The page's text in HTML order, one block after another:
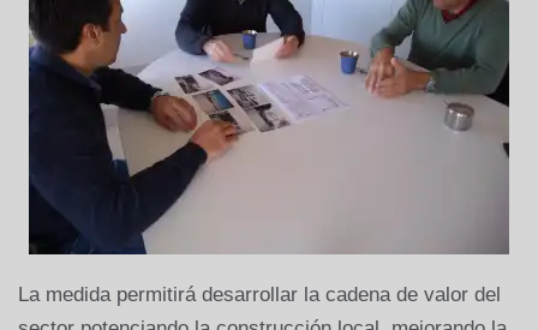
La medida permitirá desarrollar la cadena de valor del